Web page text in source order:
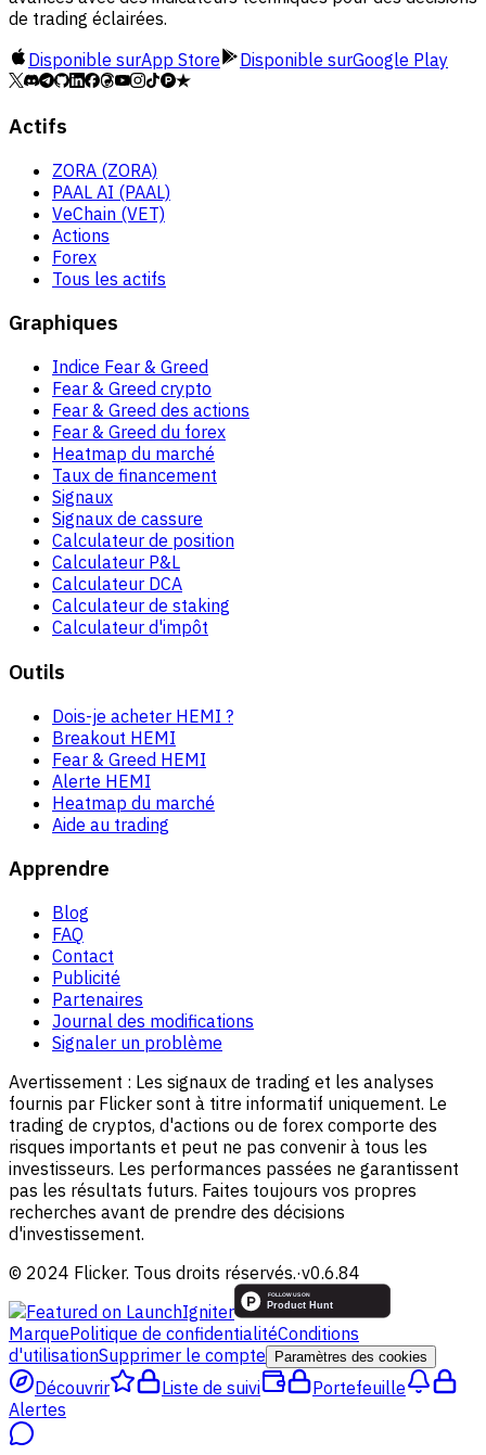
de trading éclairées.
Disponible surApp Store Disponible surGoogle Play
Actifs
ZORA (ZORA)
PAAL AI (PAAL)
VeChain (VET)
Actions
Forex
Tous les actifs
Graphiques
Indice Fear & Greed
Fear & Greed crypto
Fear & Greed des actions
Fear & Greed du forex
Heatmap du marché
Taux de financement
Signaux
Signaux de cassure
Calculateur de position
Calculateur P&L
Calculateur DCA
Calculateur de staking
Calculateur d'impôt
Outils
Dois-je acheter HEMI ?
Breakout HEMI
Fear & Greed HEMI
Alerte HEMI
Heatmap du marché
Aide au trading
Apprendre
Blog
FAQ
Contact
Publicité
Partenaires
Journal des modifications
Signaler un problème
Avertissement : Les signaux de trading et les analyses
fournis par Flicker sont à titre informatif uniquement. Le
trading de cryptos, d'actions ou de forex comporte des
risques importants et peut ne pas convenir à tous les
investisseurs. Les performances passées ne garantissent
pas les résultats futurs. Faites toujours vos propres
recherches avant de prendre des décisions
d'investissement.
© 2024 Flicker. Tous droits réservés.·v0.6.84
MarquePolitique de confidentialitéConditions
d'utilisationSupprimer le compte Paramètres des cookies
Découvrir Liste de suivi
Portefeuille
Alertes